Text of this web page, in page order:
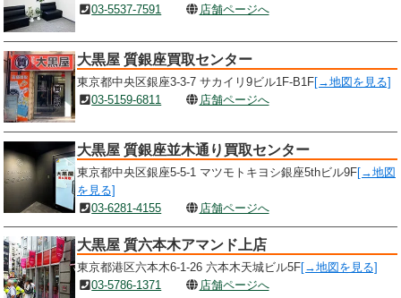
03-5537-7591
店舗ページへ
大黒屋 質銀座買取センター
東京都中央区銀座3-3-7 サカイリ9ビル1F-B1F[→地図を見る]
03-5159-6811
店舗ページへ
大黒屋 質銀座並木通り買取センター
東京都中央区銀座5-5-1 マツモトキヨシ銀座5thビル9F[→地図
を見る]
03-6281-4155
店舗ページへ
大黒屋 質六本木アマンド上店
東京都港区六本木6-1-26 六本木天城ビル5F[→地図を見る]
03-5786-1371
店舗ページへ